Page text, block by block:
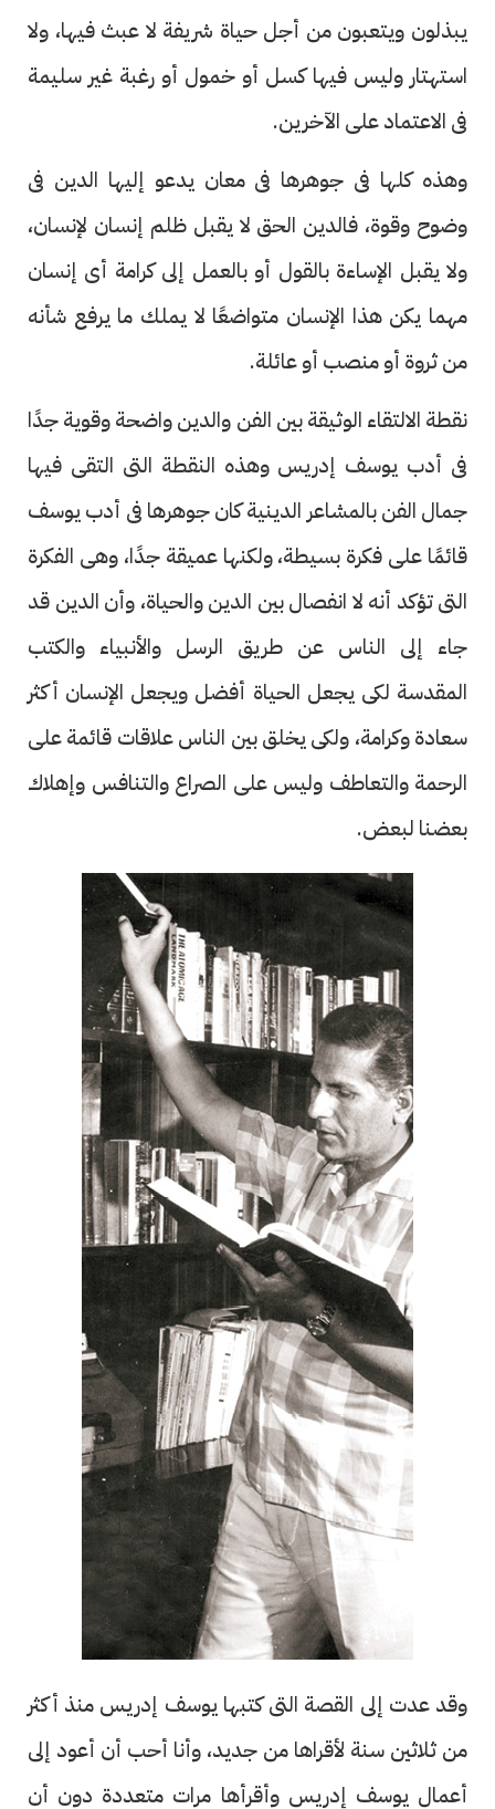
يبذلون ويتعبون من أجل حياة شريفة لا عبث فيها، ولا
استهتار وليس فيها كسل أو خمول أو رغبة غير سليمة
فى الاعتماد على الآخرين.
وهذه كلها فى جوهرها فى معان يدعو إليها الدين فى
وضوح وقوة، فالدين الحق لا يقبل ظلم إنسان لإنسان،
ولا يقبل الإساءة بالقول أو بالعمل إلى كرامة أى إنسان
مهما يكن هذا الإنسان متواضعًا لا يملك ما يرفع شأنه
من ثروة أو منصب أو عائلة.
نقطة الالتقاء الوثيقة بين الفن والدين واضحة وقوية جدًا
فى أدب يوسف إدريس وهذه النقطة التى التقى فيها
جمال الفن بالمشاعر الدينية كان جوهرها فى أدب يوسف
قائمًا على فكرة بسيطة، ولكنها عميقة جدًا، وهى الفكرة
التى تؤكد أنه لا انفصال بين الدين والحياة، وأن الدين قد
جاء إلى الناس عن طريق الرسل والأنبياء والكتب
المقدسة لكى يجعل الحياة أفضل ويجعل الإنسان أكثر
سعادة وكرامة، ولكى يخلق بين الناس علاقات قائمة على
الرحمة والتعاطف وليس على الصراع والتنافس وإهلاك
بعضنا لبعض.
وقد عدت إلى القصة التى كتبها يوسف إدريس منذ أكثر
من ثلاثين سنة لأقراها من جديد، وأنا أحب أن أعود إلى
أعمال يوسف إدريس وأقرأها مرات متعددة دون أن